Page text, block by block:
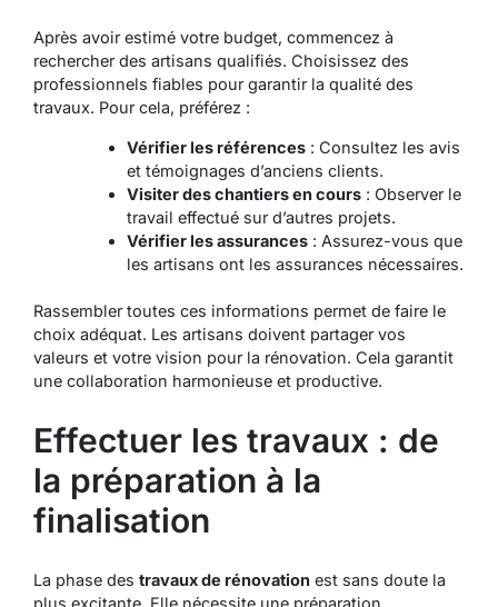
Après avoir estimé votre budget, commencez à
rechercher des artisans qualifiés. Choisissez des
professionnels fiables pour garantir la qualité des
travaux. Pour cela, préférez :
Vérifier les références: Consultez les avis
et témoignages d’anciens clients.
Visiter des chantiers en cours: Observer le
travail effectué sur d’autres projets.
Vérifier les assurances: Assurez-vous que
les artisans ont les assurances nécessaires.
Rassembler toutes ces informations permet de faire le
choix adéquat. Les artisans doivent partager vos
valeurs et votre vision pour la rénovation. Cela garantit
une collaboration harmonieuse et productive.
Effectuer les travaux : de
la préparation à la
finalisation
La phase des travaux de rénovation est sans doute la
plus excitante. Elle nécessite une préparation